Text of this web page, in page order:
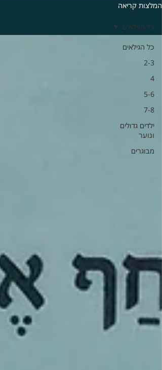
המלצות קריאה
כל הגילאים
2-3
4
5-6
7-8
ילדים גדולים
ונוער
מבוגרים
כל הגילאים